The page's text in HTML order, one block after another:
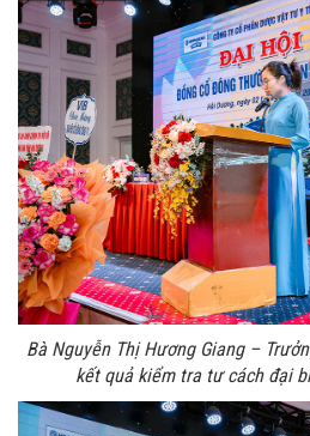
Bà Nguyễn Thị Hương Giang –
kết quả kiểm tra tư cách đại